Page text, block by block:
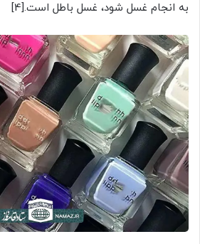
به انجام غسل شود، غسل باطل است.[4]